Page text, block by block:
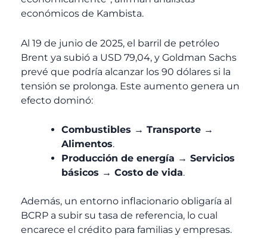
económicos de Kambista.
Al 19 de junio de 2025, el barril de petróleo
Brent ya subió a USD 79,04, y Goldman Sachs
prevé que podría alcanzar los 90 dólares si la
tensión se prolonga. Este aumento genera un
efecto dominó:
Combustibles → Transporte →
Alimentos.
Producción de energía → Servicios
básicos → Costo de vida.
Además, un entorno inflacionario obligaría al
BCRP a subir su tasa de referencia, lo cual
encarece el crédito para familias y empresas.